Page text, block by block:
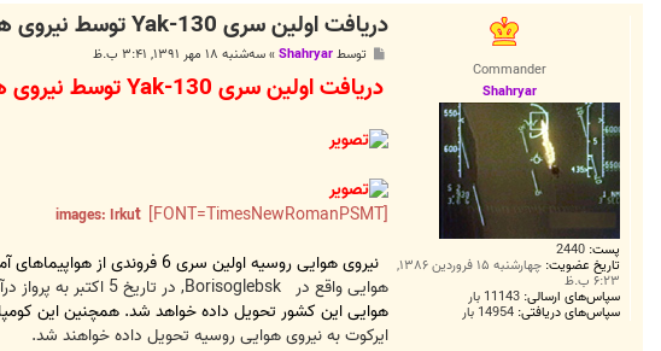
Commander
Shahryar
پست: 2440
تاریخ عضویت: چهارشنبه ۱۵ فروردین ۱۳۸۶,
۶:۲۳ ب.ظ
سپاس‌های ارسالی: 11143 بار
سپاس‌های دریافتی: 14954 بار
دریافت اولین سری Yak-130 توسط نیروی هوایی روسیه
ت
توسطShahryar
»سه‌شنبه ۱۸ مهر ۱۳۹۱, ۳:۴۱ ب.ظ
دریافت اولین سری Yak-130 توسط نیروی هوایی روسیه
[FONT=TimesNewRomanPSMT]
t
نیروی هوایی روسیه اولین سری 6 فروندی از هواپیماهای آموزشی- رزمی
هوایی واقع در Borisoglebsk, در تاریخ 5 اکتبر به پرواز درآمدند. بنا به اظهار
هوایی این کشور تحویل داده خواهد شد. همچنین این
ایرکوت به نیروی هوایی روسیه تحویل داده خواهند شد.